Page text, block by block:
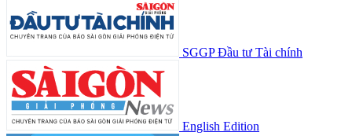
SGGP Đầu tư Tài chính
English Edition